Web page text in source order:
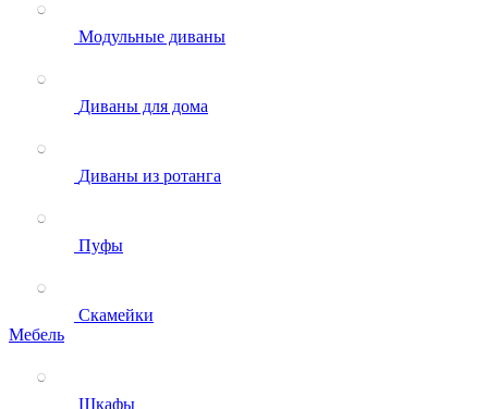
Модульные диваны
Диваны для дома
Диваны из ротанга
Пуфы
Скамейки
Мебель
Шкафы